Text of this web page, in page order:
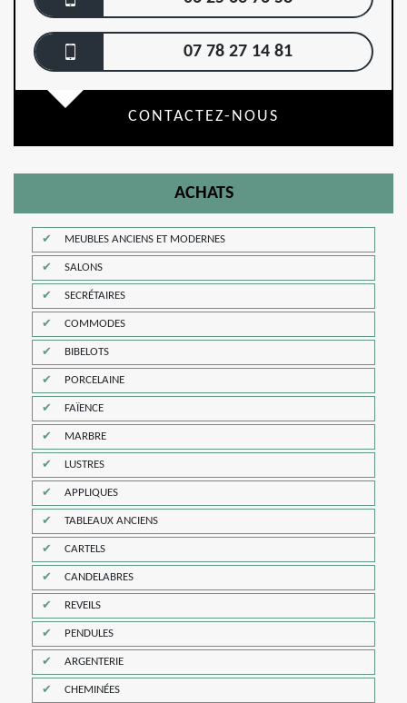
07 78 27 14 81
CONTACTEZ-NOUS
ACHATS
MEUBLES ANCIENS ET MODERNES
SALONS
SECRÉTAIRES
COMMODES
BIBELOTS
PORCELAINE
FAÏENCE
MARBRE
LUSTRES
APPLIQUES
TABLEAUX ANCIENS
CARTELS
CANDELABRES
REVEILS
PENDULES
ARGENTERIE
CHEMINÉES